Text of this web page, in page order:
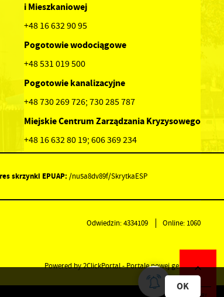
i Mieszkaniowej
+48 16 632 90 95
Pogotowie wodociągowe
+48 531 019 500
Pogotowie kanalizacyjne
+48 730 269 726; 730 285 787
Miejskie Centrum Zarządzania Kryzysowego
+48 16 632 80 19; 606 369 234
skrzynki EPUAP: /nu5a8dv89f/SkrytkaESP
Odwiedzin: 4334109 Online: 1060
Powered by2ClickPortal- Portale nowej generacji
DO GÓRY
OK